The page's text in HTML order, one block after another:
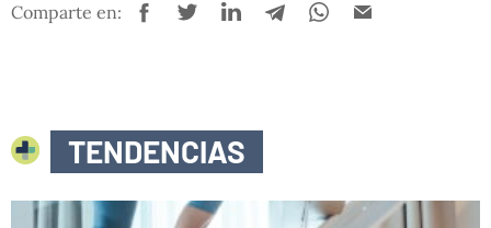
Comparte en:
TENDENCIAS